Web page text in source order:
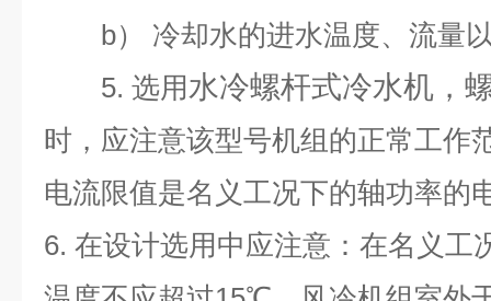
b） 冷却水的进水温度、流量
5. 选用水冷螺杆式冷水机，
时，应注意该型号机组的正常工作
电流限值是名义工况下的轴功率的
6. 在设计选用中应注意：在名义工